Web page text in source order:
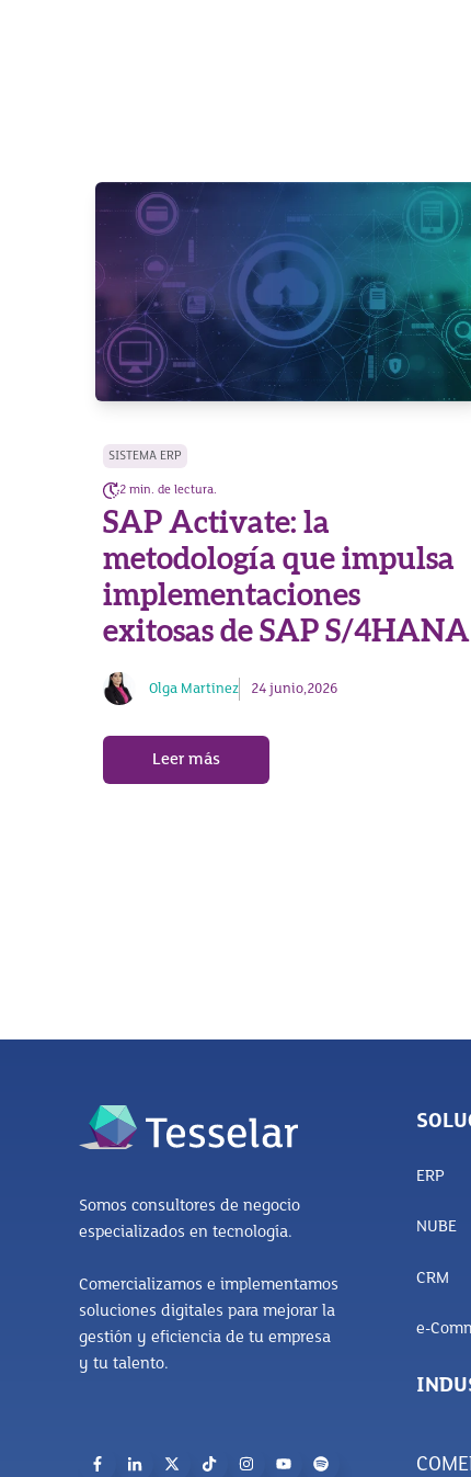
SISTEMA ERP
2 min. de lectura.
SAP Activate: la
metodología que impulsa
implementaciones
exitosas de SAP S/4HANA
Olga Martínez 24 junio,2026
Leer más
Somos consultores de negocio
especializados en tecnología.
Comercializamos e implementamos
soluciones digitales para mejorar la
gestión y eficiencia de tu empresa
y tu talento.
ERP
NUBE
CRM
e-